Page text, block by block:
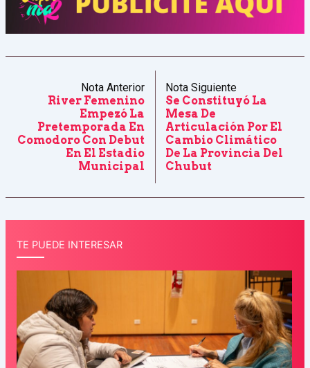
Nota Anterior
River Femenino
Empezó La
Pretemporada En
Comodoro Con Debut
En El Estadio
Municipal
Nota Siguiente
Se Constituyó La
Mesa De
Articulación Por El
Cambio Climático
De La Provincia Del
Chubut
TE PUEDE INTERESAR